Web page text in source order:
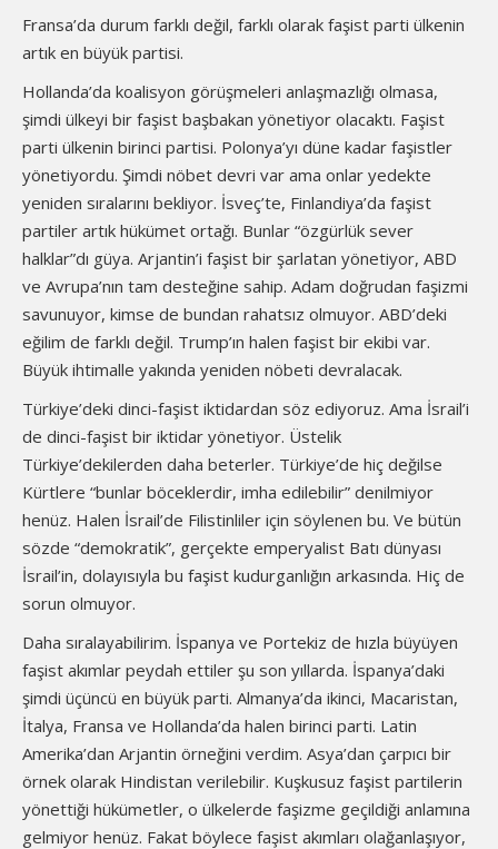
Fransa’da durum farklı değil, farklı olarak faşist parti ülkenin
artık en büyük partisi.
Hollanda’da koalisyon görüşmeleri anlaşmazlığı olmasa,
şimdi ülkeyi bir faşist başbakan yönetiyor olacaktı. Faşist
parti ülkenin birinci partisi. Polonya’yı düne kadar faşistler
yönetiyordu. Şimdi nöbet devri var ama onlar yedekte
yeniden sıralarını bekliyor. İsveç’te, Finlandiya’da faşist
partiler artık hükümet ortağı. Bunlar “özgürlük sever
halklar”dı güya. Arjantin’i faşist bir şarlatan yönetiyor, ABD
ve Avrupa’nın tam desteğine sahip. Adam doğrudan faşizmi
savunuyor, kimse de bundan rahatsız olmuyor. ABD’deki
eğilim de farklı değil. Trump’ın halen faşist bir ekibi var.
Büyük ihtimalle yakında yeniden nöbeti devralacak.
Türkiye’deki dinci-faşist iktidardan söz ediyoruz. Ama İsrail’i
de dinci-faşist bir iktidar yönetiyor. Üstelik
Türkiye’dekilerden daha beterler. Türkiye’de hiç değilse
Kürtlere “bunlar böceklerdir, imha edilebilir” denilmiyor
henüz. Halen İsrail’de Filistinliler için söylenen bu. Ve bütün
sözde “demokratik”, gerçekte emperyalist Batı dünyası
İsrail’in, dolayısıyla bu faşist kudurganlığın arkasında. Hiç de
sorun olmuyor.
Daha sıralayabilirim. İspanya ve Portekiz de hızla büyüyen
faşist akımlar peydah ettiler şu son yıllarda. İspanya’daki
şimdi üçüncü en büyük parti. Almanya’da ikinci, Macaristan,
İtalya, Fransa ve Hollanda’da halen birinci parti. Latin
Amerika’dan Arjantin örneğini verdim. Asya’dan çarpıcı bir
örnek olarak Hindistan verilebilir. Kuşkusuz faşist partilerin
yönettiği hükümetler, o ülkelerde faşizme geçildiği anlamına
gelmiyor henüz. Fakat böylece faşist akımları olağanlaşıyor,